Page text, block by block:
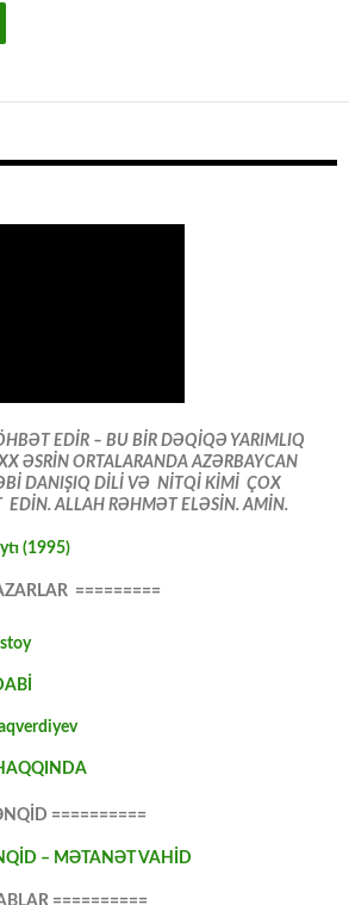
EDİR – BU BİR DƏQİQƏ YARIMLIQ
ƏSRİN ORTALARANDA AZƏRBAYCAN
DANIŞIQ DİLİ VƏ NİTQİ KİMİ ÇOX
ALLAH RƏHMƏT ELƏSİN. AMİN.
(1995)
=========
==========
– MƏTANƏT VAHİD